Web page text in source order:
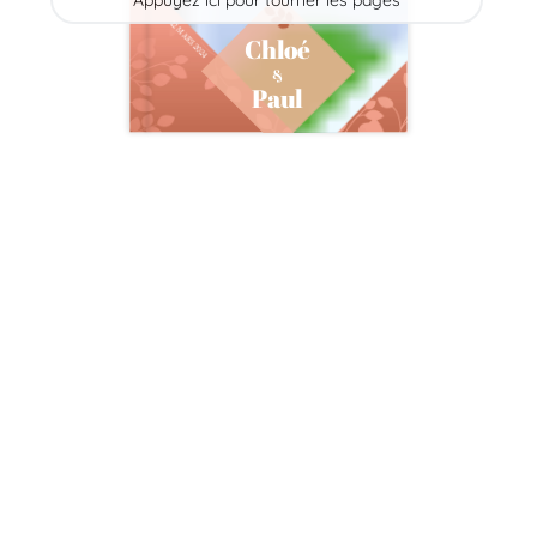
Chloé
&
Paul
12 MARS 2024